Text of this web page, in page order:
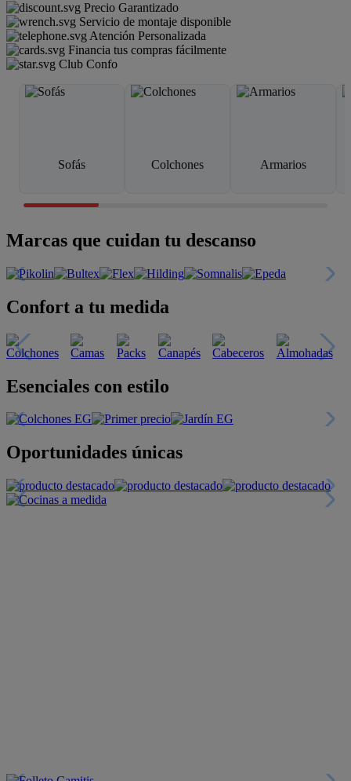
Precio Garantizado
Servicio de montaje disponible
Atención Personalizada
Financia tus compras fácilmente
Club Confo
Sofás Colchones Armarios
Marcas que cuidan tu descanso
Confort a tu medida
Esenciales con estilo
Oportunidades únicas